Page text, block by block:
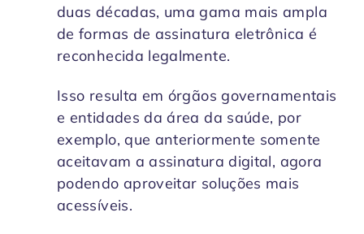
duas décadas, uma gama mais ampla
de formas de assinatura eletrônica é
reconhecida legalmente.
Isso resulta em órgãos governamentais
e entidades da área da saúde, por
exemplo, que anteriormente somente
aceitavam a assinatura digital, agora
podendo aproveitar soluções mais
acessíveis.